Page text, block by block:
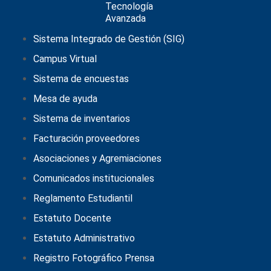
Sistema Integrado de Gestión (SIG)
Campus Virtual
Sistema de encuestas
Mesa de ayuda
Sistema de inventarios
Facturación proveedores
Asociaciones y Agremiaciones
Comunicados institucionales
Reglamento Estudiantil
Estatuto Docente
Estatuto Administrativo
Registro Fotográfico Prensa